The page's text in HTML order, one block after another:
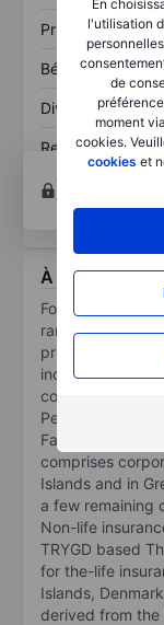
En
l'utilisation
de
moment
cookies.
cookies et
Prix / ventes
Bénéfice par
Dividende par
Rendement des
capitaux propres
Ouvrir un
techniques et
À propos
Foroya Banki P/
range of
private and
include Banking
comprises of
Personal
Faroe Islands
comprises
Islands and in
a few remaining
Non-life
TRYGD based
for the-life
Islands,
derived from the